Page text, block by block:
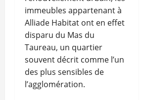
immeubles appartenant à
Alliade Habitat ont en effet
disparu du Mas du
Taureau, un quartier
souvent décrit comme l’un
des plus sensibles de
l’agglomération.